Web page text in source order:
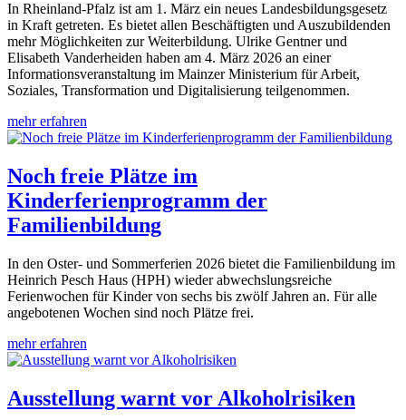
In Rheinland-Pfalz ist am 1. März ein neues Landesbildungsgesetz
in Kraft getreten. Es bietet allen Beschäftigten und Auszubildenden
mehr Möglichkeiten zur Weiterbildung. Ulrike Gentner und
Elisabeth Vanderheiden haben am 4. März 2026 an einer
Informationsveranstaltung im Mainzer Ministerium für Arbeit,
Soziales, Transformation und Digitalisierung teilgenommen.
mehr erfahren
Noch freie Plätze im
Kinderferienprogramm der
Familienbildung
In den Oster- und Sommerferien 2026 bietet die Familienbildung im
Heinrich Pesch Haus (HPH) wieder abwechslungsreiche
Ferienwochen für Kinder von sechs bis zwölf Jahren an. Für alle
angebotenen Wochen sind noch Plätze frei.
mehr erfahren
Ausstellung warnt vor Alkoholrisiken